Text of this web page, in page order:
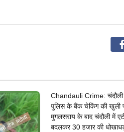
Chandauli Crime: चंदौली
पुलिस के बैंक चेकिंग की खुली
मुगलसराय के बाद चंदौली में
बदलकर 30 हजार की